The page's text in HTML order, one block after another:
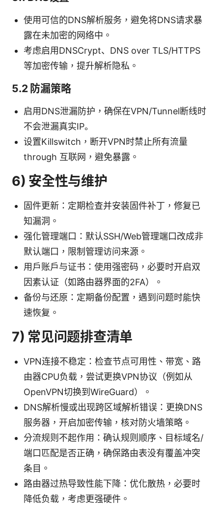
使用可信的DNS解析服务，避免将DNS请求暴
露在未加密的网络中。
考虑启用DNSCrypt、DNS over TLS/HTTPS
等加密传输，提升解析隐私。
5.2 防漏策略
启用DNS泄漏防护，确保在VPN/Tunnel断线时
不会泄漏真实IP。
设置Killswitch，断开VPN时禁止所有流量
through 互联网，避免暴露。
6) 安全性与维护
固件更新：定期检查并安装固件补丁，修复已
知漏洞。
强化管理端口：默认SSH/Web管理端口改成非
默认端口，限制管理访问来源。
用户账户与证书：使用强密码，必要时开启双
因素认证（如路由器界面的2FA）。
备份与还原：定期备份配置，遇到问题时能快
速恢复。
7) 常见问题排查清单
VPN连接不稳定：检查节点可用性、带宽、路
由器CPU负载，尝试更换VPN协议（例如从
OpenVPN切换到WireGuard）。
DNS解析慢或出现跨区域解析错误：更换DNS
服务器，开启加密传输，核对防火墙策略。
分流规则不起作用：确认规则顺序、目标域名/
端口匹配是否正确，确保路由表没有覆盖冲突
条目。
路由器过热导致性能下降：优化散热，必要时
降低负载，考虑更强硬件。